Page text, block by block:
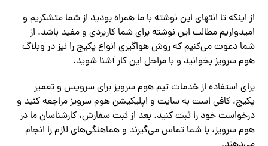
از اینکه تا انتهای این نوشته با ما همراه بودید از شما متشکریم و
امیدواریم مطالب این نوشته برای شما کاربردی و مفید باشد. از
شما دعوت می‌کنیم که روش هواگیری انواع پکیج را نیز در وبلاگ
هوم سرویز بخوانید و با مراحل این کار آشنا شوید.
برای استفاده از خدمات تیم هوم سرویز برای سرویس و تعمیر
پکیج، کافی است به سایت و اپلیکیشن هوم سرویز مراجعه کنید و
درخواست خود را ثبت کنید. بعد از ثبت سفارش، کارشناسان ما در
هوم سرویز، با شما تماس می‌گیرند و هماهنگی‌های لازم را انجام